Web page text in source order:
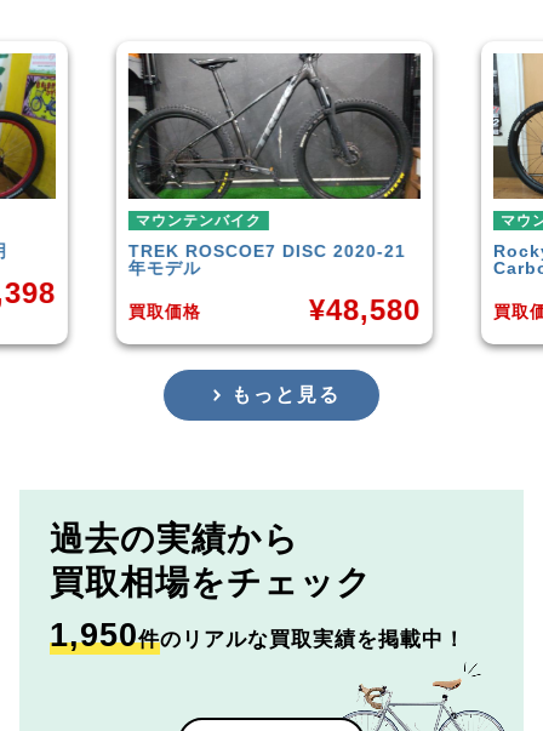
DISC 2020-21
48,580
Rocky Mountain
Element
買取価格
もっと見る
過去の実績から
買取相場をチェック
1,950件のリアルな買取実績を掲載中！